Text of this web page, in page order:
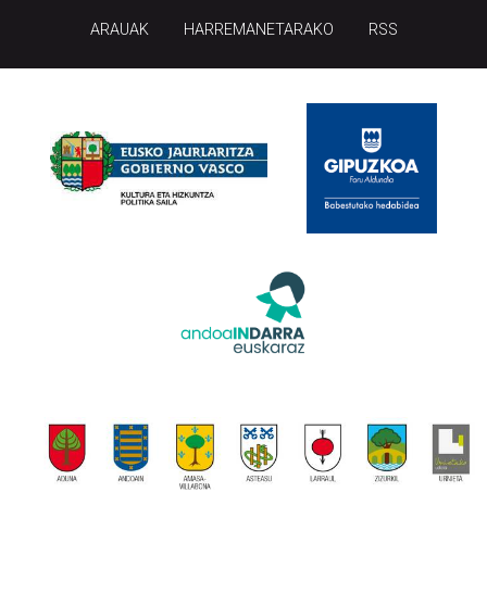
ARAUAK HARREMANETARAKO RSS